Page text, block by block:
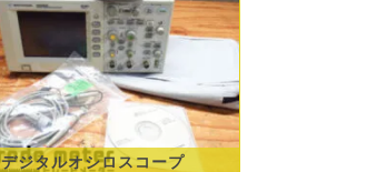
デジタルオシロスコープ